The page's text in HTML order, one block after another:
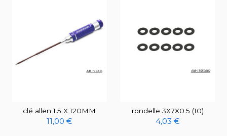
clé allen 1.5 X 120MM
11,00 €
rondelle 3X7X0.5 (10)
4,03 €